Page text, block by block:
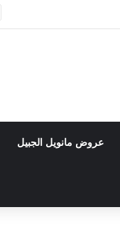
عروض مانويل الجبيل